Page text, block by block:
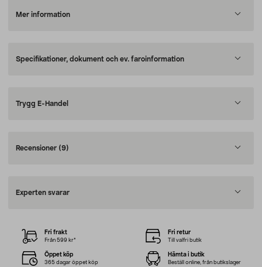
Mer information
Specifikationer, dokument och ev. faroinformation
Trygg E-Handel
Recensioner (9)
Experten svarar
Fri frakt
Från 599 kr*
Fri retur
Till valfri butik
Öppet köp
365 dagar öppet köp
Hämta i butik
Beställ online, från butikslager